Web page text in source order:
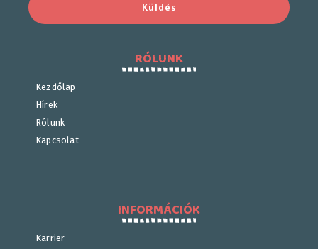
Küldés
RÓLUNK
Kezdőlap
Hírek
Rólunk
Kapcsolat
INFORMÁCIÓK
Karrier